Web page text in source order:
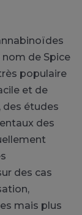
de Spice
populaire
et de
des études
des
des cas
mais plus